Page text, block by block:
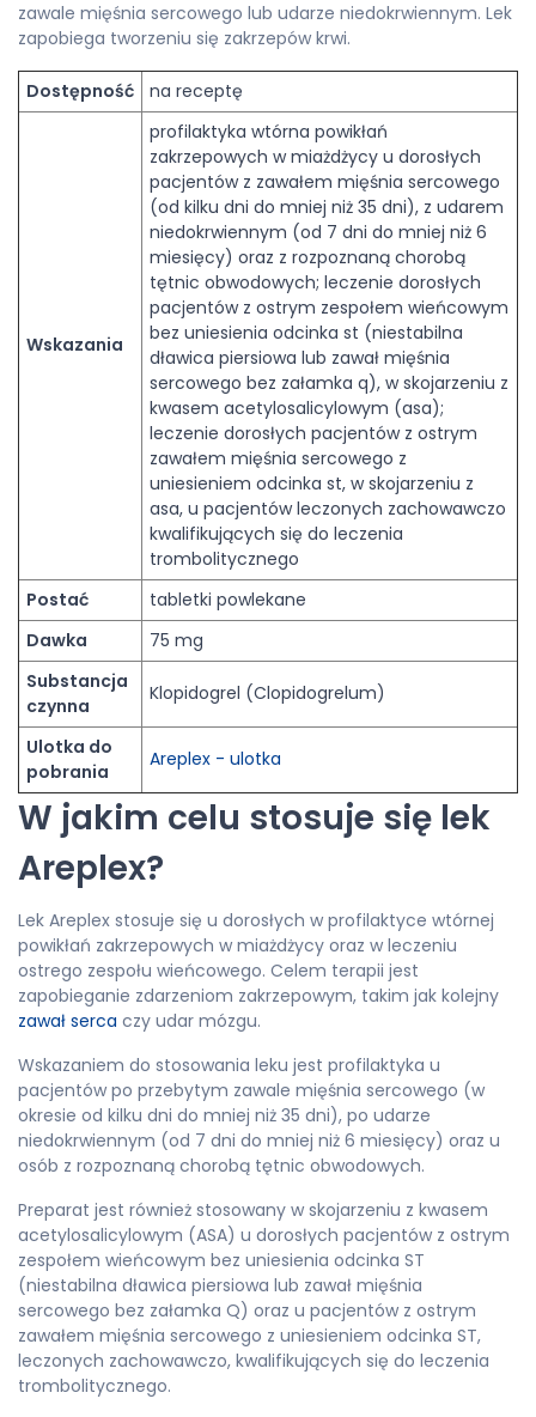
zawale mięśnia sercowego lub udarze niedokrwiennym. Lek
zapobiega tworzeniu się zakrzepów krwi.
Dostępność na receptę
Wskazania
profilaktyka wtórna powikłań
zakrzepowych w miażdżycy u dorosłych
pacjentów z zawałem mięśnia sercowego
(od kilku dni do mniej niż 35 dni), z udarem
niedokrwiennym (od 7 dni do mniej niż 6
miesięcy) oraz z rozpoznaną chorobą
tętnic obwodowych; leczenie dorosłych
pacjentów z ostrym zespołem wieńcowym
bez uniesienia odcinka st (niestabilna
dławica piersiowa lub zawał mięśnia
sercowego bez załamka q), w skojarzeniu z
kwasem acetylosalicylowym (asa);
leczenie dorosłych pacjentów z ostrym
zawałem mięśnia sercowego z
uniesieniem odcinka st, w skojarzeniu z
asa, u pacjentów leczonych zachowawczo
kwalifikujących się do leczenia
trombolitycznego
Postać
tabletki powlekane
Dawka
75 mg
Substancja
czynna
Klopidogrel (Clopidogrelum)
Ulotka do
pobrania
Areplex - ulotka
W jakim celu stosuje się lek
Areplex?
Lek Areplex stosuje się u dorosłych w profilaktyce wtórnej
powikłań zakrzepowych w miażdżycy oraz w leczeniu
ostrego zespołu wieńcowego. Celem terapii jest
zapobieganie zdarzeniom zakrzepowym, takim jak kolejny
zawał serca czy udar mózgu.
Wskazaniem do stosowania leku jest profilaktyka u
pacjentów po przebytym zawale mięśnia sercowego (w
okresie od kilku dni do mniej niż 35 dni), po udarze
niedokrwiennym (od 7 dni do mniej niż 6 miesięcy) oraz u
osób z rozpoznaną chorobą tętnic obwodowych.
Preparat jest również stosowany w skojarzeniu z kwasem
acetylosalicylowym (ASA) u dorosłych pacjentów z ostrym
zespołem wieńcowym bez uniesienia odcinka ST
(niestabilna dławica piersiowa lub zawał mięśnia
sercowego bez załamka Q) oraz u pacjentów z ostrym
zawałem mięśnia sercowego z uniesieniem odcinka ST,
leczonych zachowawczo, kwalifikujących się do leczenia
trombolitycznego.